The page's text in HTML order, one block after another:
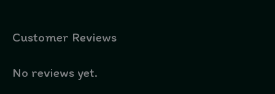
Customer Reviews
No reviews yet.